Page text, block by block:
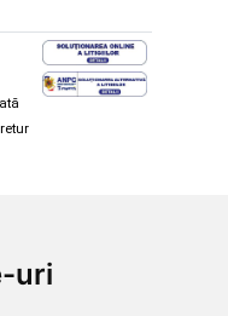
uri
schi și snowboard